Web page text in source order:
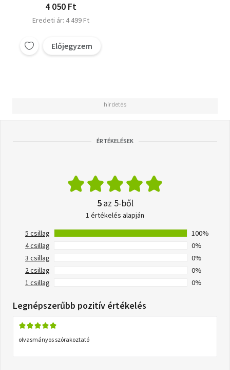
4 050 Ft
Eredeti ár: 4 499 Ft
Előjegyzem
ÉRTÉKELÉSEK
5az 5-ből
1 értékelés alapján
5 csillag
100%
4 csillag
0%
3 csillag
0%
2 csillag
0%
1 csillag
0%
Legnépszerűbb pozitív értékelés
olvasmányos szórakoztató